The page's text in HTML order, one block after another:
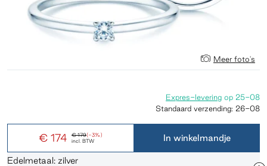
Meer foto's
€ 179(-3%)
€ 174 incl. BTW
Expres-levering op 25-08
Standaard verzending: 26-08
In winkelmandje
Edelmetaal: zilver